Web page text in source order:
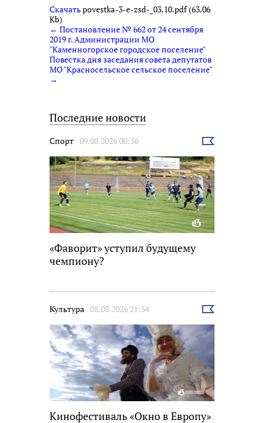
Скачатьpovestka-3-e-zsd-_03.10.pdf (63.06
Kb)
← Постановление № 662 от 24 сентября
2019 г. Администрации МО
"Каменногорское городское поселение"
Повестка дня заседания совета депутатов
МО "Красносельское сельское поселение"
→
Последние новости
Спорт 09.08.2026 00:36
Выбрать
«Фаворит» уступил будущему
чемпиону?
Культура 08.08.2026 21:34
Выбрать
Кинофестиваль «Окно в Европу»